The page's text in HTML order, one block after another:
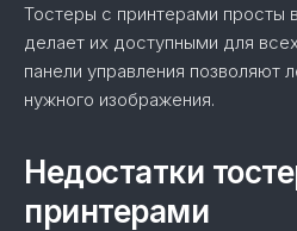
Тостеры с принтерами просты
делает их доступными для
панели управления позволяют
нужного изображения.
Недостатки
принтерами